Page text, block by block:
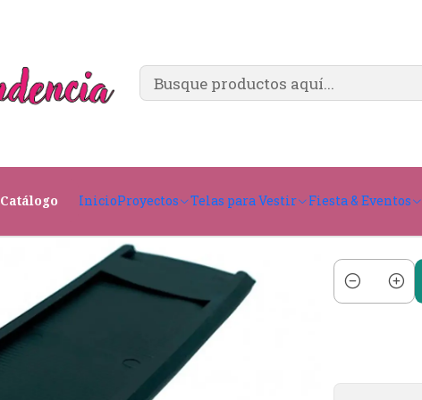
Catálogo InicioProyectos Telas para Vestir Fiesta & Eventos
Cantidad